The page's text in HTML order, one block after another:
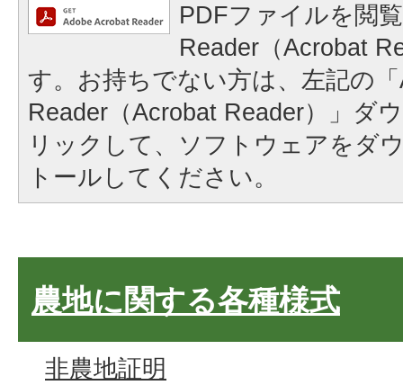
PDFファイルを閲
Reader（Acrobat
す。お持ちでない方は、左記の
Reader（Acrobat Reader）」ダ
リックして、ソフトウェアをダ
トールしてください。
農地に関する各種様式
非農地証明